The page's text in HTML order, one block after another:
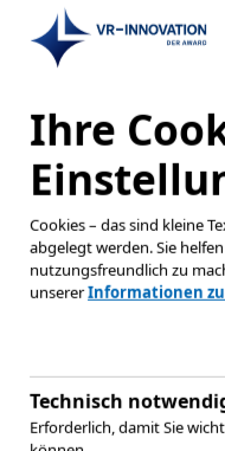
Ihre
Cookies – das sind kleine
abgelegt werden. Sie
nutzungsfreundlich zu
unsererInformationen
Technisch
Erforderlich, damit Sie